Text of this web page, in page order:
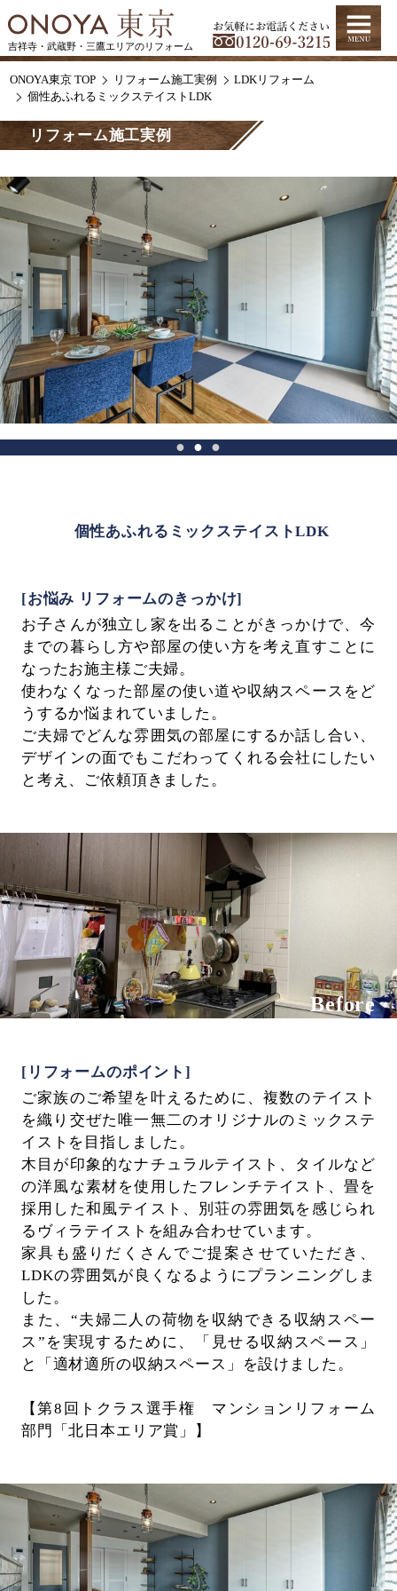
吉祥寺・武蔵野・三鷹エリアのリフォーム
ONOYA東京 TOP リフォーム施工実例
LDKリフォーム
個性あふれるミックステイストLDK
リフォーム施工実例
個性あふれるミックステイストLDK
[お悩み リフォームのきっかけ]
お子さんが独立し家を出ることがきっかけで、今
までの暮らし方や部屋の使い方を考え直すことに
なったお施主様ご夫婦。
使わなくなった部屋の使い道や収納スペースをど
うするか悩まれていました。
ご夫婦でどんな雰囲気の部屋にするか話し合い、
デザインの面でもこだわってくれる会社にしたい
と考え、ご依頼頂きました。
Before
[リフォームのポイント]
ご家族のご希望を叶えるために、複数のテイスト
を織り交ぜた唯一無二のオリジナルのミックステ
イストを目指しました。
木目が印象的なナチュラルテイスト、タイルなど
の洋風な素材を使用したフレンチテイスト、畳を
採用した和風テイスト、別荘の雰囲気を感じられ
るヴィラテイストを組み合わせています。
家具も盛りだくさんでご提案させていただき、
LDKの雰囲気が良くなるようにプランニングしま
した。
また、“夫婦二人の荷物を収納できる収納スペー
ス”を実現するために、「見せる収納スペース」
と「適材適所の収納スペース」を設けました。
【第8回トクラス選手権 マンションリフォーム
部門「北日本エリア賞」】